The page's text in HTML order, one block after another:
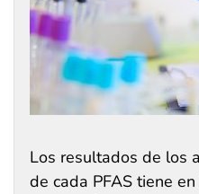
Los resultados de los
de cada PFAS tiene